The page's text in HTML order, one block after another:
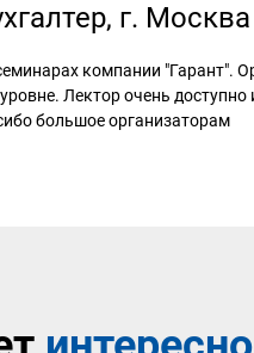
г. Москва
компании "Гарант".
Лектор очень доступно
большое организаторам